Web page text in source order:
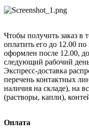
Чтобы получить заказ в
оплатить его до 12.00
оформлен после 12.00,
следующий рабочий
Экспресс-доставка
перечень контактных
наличия на складе), на
(растворы, капли),
Оплата